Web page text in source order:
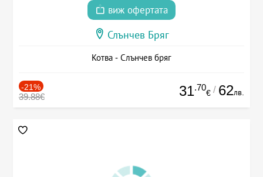
виж офертата
Слънчев Бряг
Котва - Слънчев бряг
-21%
39.88€ 31.70
€ / 62лв.